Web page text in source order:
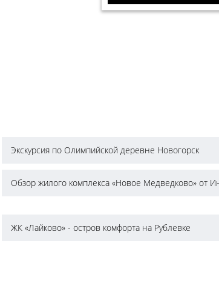
Экскурсия по Олимпийской деревне Новогорск
Обзор жилого комплекса «Новое Медведково» от
ЖК «Лайково» - остров комфорта на Рублевке